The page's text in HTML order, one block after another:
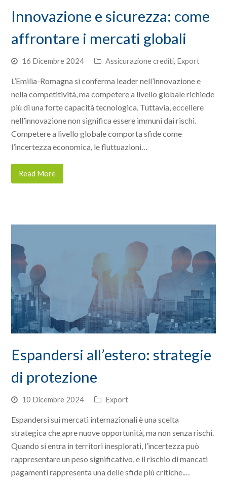
Innovazione e sicurezza: come
affrontare i mercati globali
16 Dicembre 2024 Assicurazione crediti, Export
L’Emilia-Romagna si conferma leader nell’innovazione e
nella competitività, ma competere a livello globale richiede
più di una forte capacità tecnologica. Tuttavia, eccellere
nell’innovazione non significa essere immuni dai rischi.
Competere a livello globale comporta sfide come
l’incertezza economica, le fluttuazioni…
Read More
Espandersi all’estero: strategie
di protezione
10 Dicembre 2024 Export
Espandersi sui mercati internazionali è una scelta
strategica che apre nuove opportunità, ma non senza rischi.
Quando si entra in territori inesplorati, l’incertezza può
rappresentare un peso significativo, e il rischio di mancati
pagamenti rappresenta una delle sfide più critiche.…